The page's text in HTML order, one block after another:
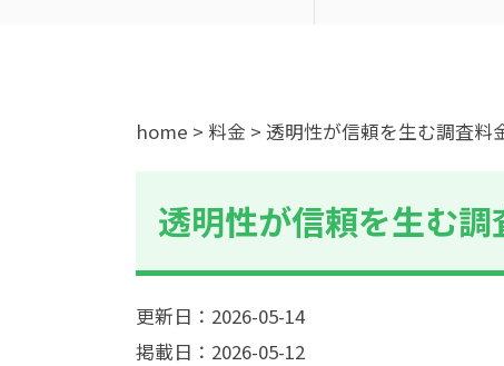
home > 料金 > 透明性が信頼を生む調査料
透明性が信頼を生む調
更新日：2026-05-14
掲載日：2026-05-12